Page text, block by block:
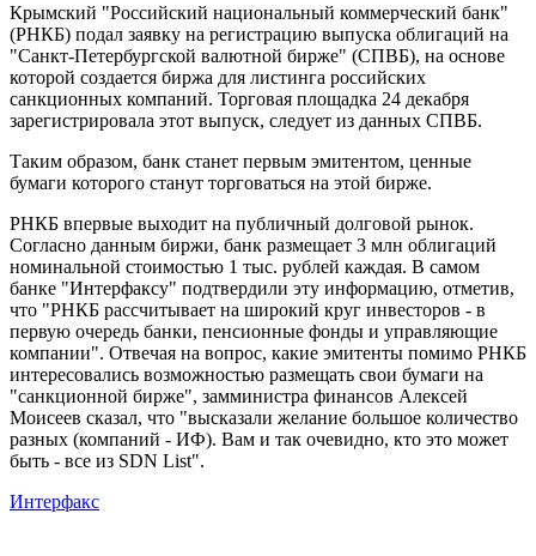
Крымский "Российский национальный коммерческий банк"
(РНКБ) подал заявку на регистрацию выпуска облигаций на
"Санкт-Петербургской валютной бирже" (СПВБ), на основе
которой создается биржа для листинга российских
санкционных компаний. Торговая площадка 24 декабря
зарегистрировала этот выпуск, следует из данных СПВБ.
Таким образом, банк станет первым эмитентом, ценные
бумаги которого станут торговаться на этой бирже.
РНКБ впервые выходит на публичный долговой рынок.
Согласно данным биржи, банк размещает 3 млн облигаций
номинальной стоимостью 1 тыс. рублей каждая. В самом
банке "Интерфаксу" подтвердили эту информацию, отметив,
что "РНКБ рассчитывает на широкий круг инвесторов - в
первую очередь банки, пенсионные фонды и управляющие
компании". Отвечая на вопрос, какие эмитенты помимо РНКБ
интересовались возможностью размещать свои бумаги на
"санкционной бирже", замминистра финансов Алексей
Моисеев сказал, что "высказали желание большое количество
разных (компаний - ИФ). Вам и так очевидно, кто это может
быть - все из SDN List".
Интерфакс